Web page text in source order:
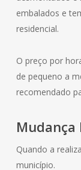
embalados e
residencial.
O preço por
de pequeno a
recomendado
Mudança
Quando a
município.